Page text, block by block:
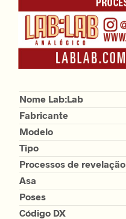
Nome Lab:Lab
Fabricante
Modelo
Tipo
Processos de revelação
Asa
Poses
Código DX